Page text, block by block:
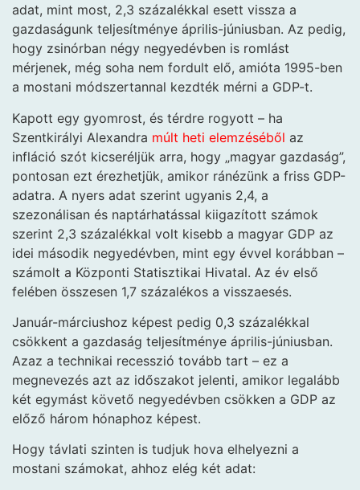
adat, mint most, 2,3 százalékkal esett vissza a
gazdaságunk teljesítménye április-júniusban. Az pedig,
hogy zsinórban négy negyedévben is romlást
mérjenek, még soha nem fordult elő, amióta 1995-ben
a mostani módszertannal kezdték mérni a GDP-t.
Kapott egy gyomrost, és térdre rogyott – ha
Szentkirályi Alexandra múlt heti elemzéséből az
infláció szót kicseréljük arra, hogy „magyar gazdaság”,
pontosan ezt érezhetjük, amikor ránézünk a friss GDP-
adatra. A nyers adat szerint ugyanis 2,4, a
szezonálisan és naptárhatással kiigazított számok
szerint 2,3 százalékkal volt kisebb a magyar GDP az
idei második negyedévben, mint egy évvel korábban –
számolt a Központi Statisztikai Hivatal. Az év első
felében összesen 1,7 százalékos a visszaesés.
Január-márciushoz képest pedig 0,3 százalékkal
csökkent a gazdaság teljesítménye április-júniusban.
Azaz a technikai recesszió tovább tart – ez a
megnevezés azt az időszakot jelenti, amikor legalább
két egymást követő negyedévben csökken a GDP az
előző három hónaphoz képest.
Hogy távlati szinten is tudjuk hova elhelyezni a
mostani számokat, ahhoz elég két adat: